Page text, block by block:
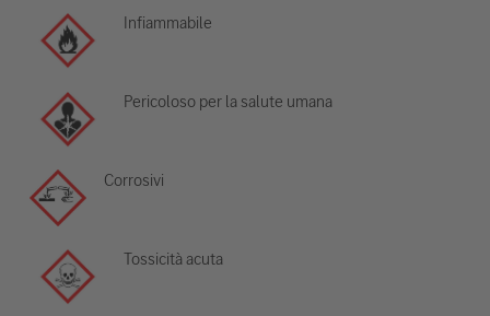
Infiammabile
Pericoloso per la salute umana
Corrosivi
Tossicità acuta